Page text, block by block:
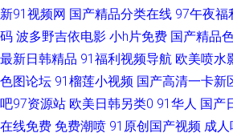
色色视频 超碰ab电影在线 大香蕉伊人大香蕉 久久
福利视频入口 中文字幕日本私人 99精品电影网
导航 五月丁香网站 福利精品店 老司机黄色av 婷
新91视频网 国产精品分类在线 97午夜福
码 波多野吉依电影 小h片免费 国产精品
最新日韩精品 91福利视频导航 欧美喷水
色图论坛 91榴莲小视频 国产高清一卡新
吧97资源站 欧美日韩另类0 91华人 国产
在线免费 免费潮喷 91原创国产视频 成人